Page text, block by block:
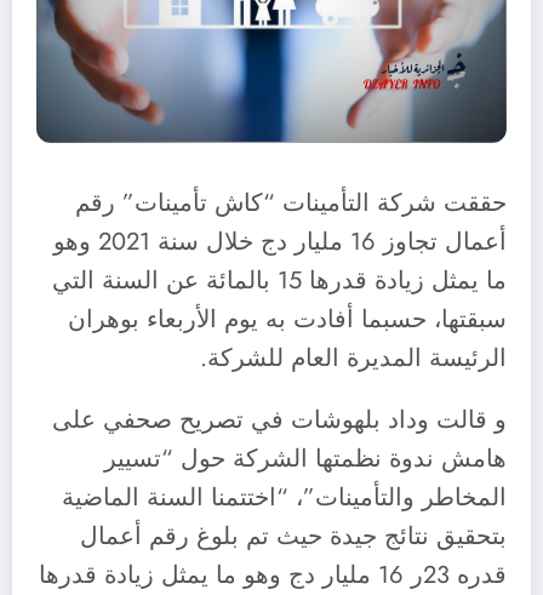
حققت شركة التأمينات “كاش تأمينات” رقم
أعمال تجاوز 16 مليار دج خلال سنة 2021 وهو
ما يمثل زيادة قدرها 15 بالمائة عن السنة التي
سبقتها، حسبما أفادت به يوم الأربعاء بوهران
الرئيسة المديرة العام للشركة.
و قالت وداد بلهوشات في تصريح صحفي على
هامش ندوة نظمتها الشركة حول “تسيير
المخاطر والتأمينات”، “اختتمنا السنة الماضية
بتحقيق نتائج جيدة حيث تم بلوغ رقم أعمال
قدره 23ر 16 مليار دج وهو ما يمثل زيادة قدرها